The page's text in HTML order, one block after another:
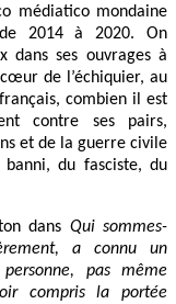
médiatico mondaine
2014 à 2020. On
dans ses ouvrages à
de l’échiquier, au
combien il est
contre ses pairs,
et de la guerre civile
du fasciste, du
dans Qui sommes-
a connu un
pas même
compris la portée